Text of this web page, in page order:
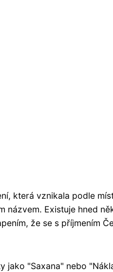
která vznikala podle
Existuje hned
že se s příjmením
jako "Saxana" nebo